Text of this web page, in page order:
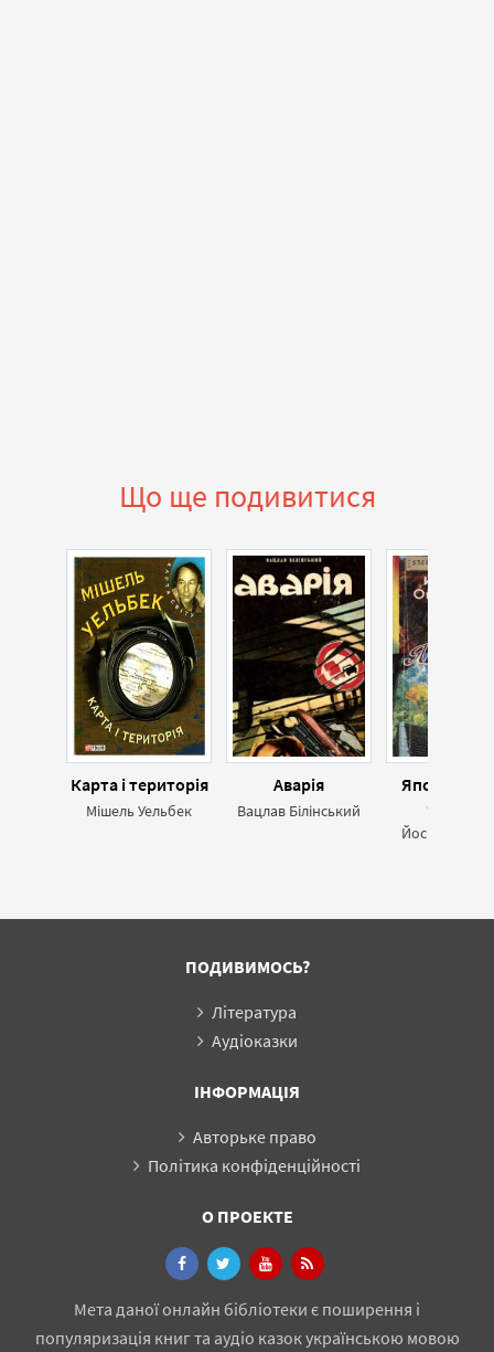
Що ще подивитися
Карта і територія
Мішель Уельбек
Аварія
Вацлав Білінський
Японія в
Спогади
Йосіхасі
ПОДИВИМОСЬ?
Література
Аудіоказки
ІНФОРМАЦІЯ
Авторьке право
Політика конфіденційності
О ПРОЕКТЕ
Мета даної онлайн бібліотеки є поширення і
популяризація книг та аудіо казок українською мовою